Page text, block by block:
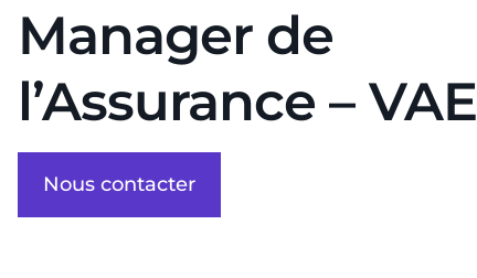
Manager de
l’Assurance – VAE
Nous contacter